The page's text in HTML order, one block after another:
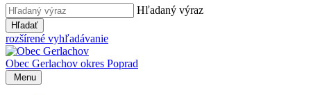
Hľadaný výraz
Hľadať
rozšírené vyhľadávanie
Obec Gerlachov okres Poprad
Menu